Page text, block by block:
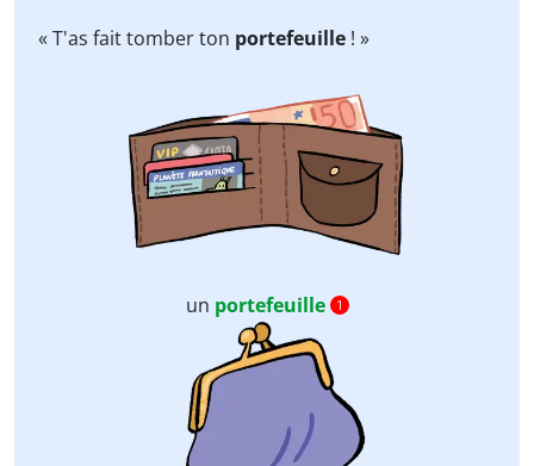
« T'as fait tomber ton portefeuille ! »
un portefeuille 1